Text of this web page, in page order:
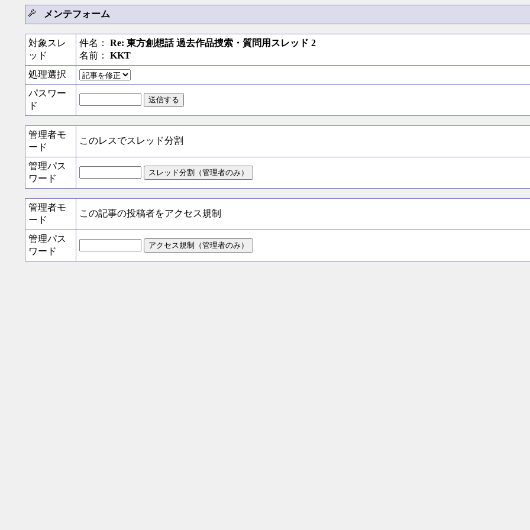
メンテフォーム
対象スレ
ッド
件名： Re: 東方創想話 過去作品捜索・質問用スレッド 2
名前： KKT
処理選択
パスワー
ド
管理者モ
ード
このレスでスレッド分割
管理パス
ワード
管理者モ
ード
この記事の投稿者をアクセス規制
管理パス
ワード